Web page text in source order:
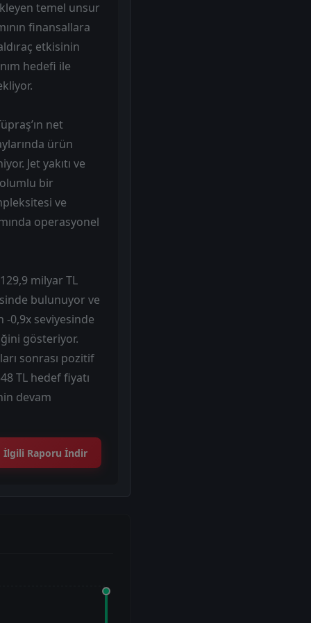
temel unsur
finansallara
etkisinin
hedefi ile
net
ürün
Jet yakıtı ve
bir
ve
operasyonel
milyar TL
bulunuyor ve
-0,9x seviyesinde
gösteriyor.
sonrası pozitif
TL hedef fiyatı
devam
İlgili Raporu İndir